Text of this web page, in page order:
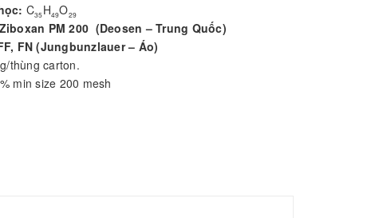
C35H49O29
PM 200 (Deosen – Trung Quốc)
FN (Jungbunzlauer – Áo)
thùng carton.
min size 200 mesh